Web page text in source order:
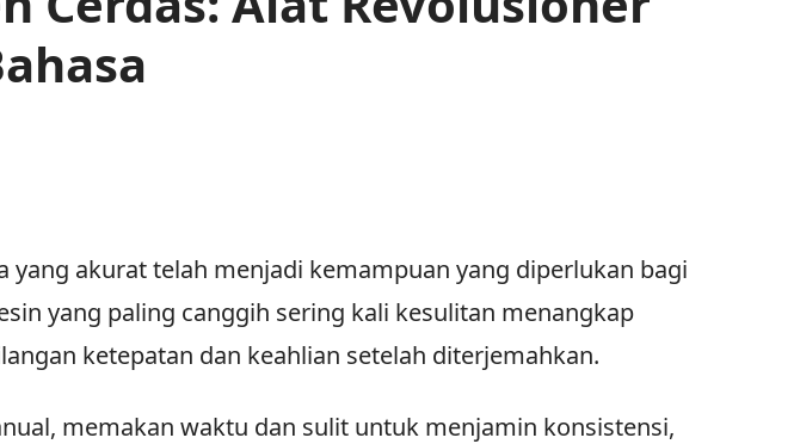
akurat telah menjadi kemampuan yang diperlukan bagi
yang paling canggih sering kali kesulitan menangkap
ketepatan dan keahlian setelah diterjemahkan.
memakan waktu dan sulit untuk menjamin konsistensi,